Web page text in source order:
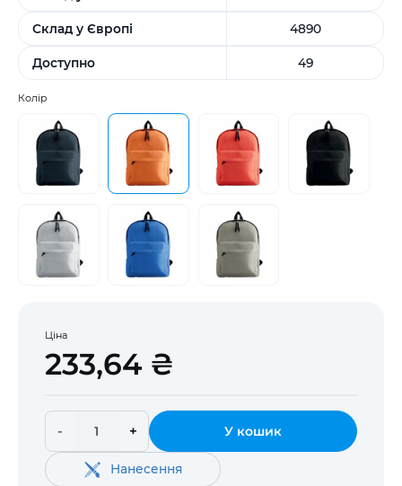
Склад у Європі 4890
Доступно 49
Колір
Ціна
233,64 ₴
- + У кошик
Нанесення